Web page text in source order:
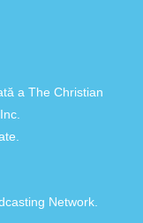
a The Christian
Network.